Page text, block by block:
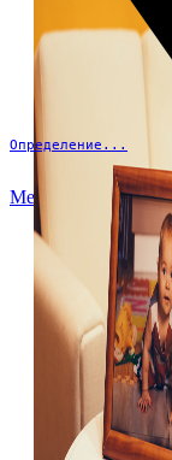
Определение...
Меню